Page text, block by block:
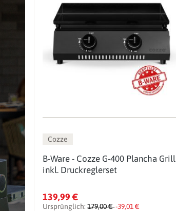
Cozze
B-Ware - Cozze G-400 Plancha Grill
inkl. Druckreglerset
139,99 €
Ursprünglich:179,00 €-39,01 €